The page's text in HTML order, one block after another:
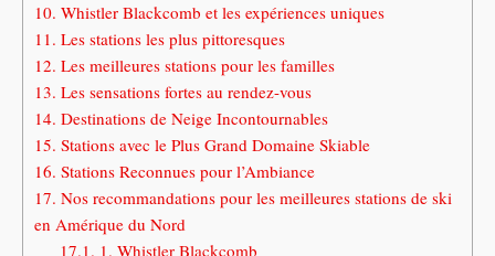
10. Whistler Blackcomb et les expériences uniques
11. Les stations les plus pittoresques
12. Les meilleures stations pour les familles
13. Les sensations fortes au rendez-vous
14. Destinations de Neige Incontournables
15. Stations avec le Plus Grand Domaine Skiable
16. Stations Reconnues pour l’Ambiance
17. Nos recommandations pour les meilleures stations de ski
en Amérique du Nord
17.1. 1. Whistler Blackcomb